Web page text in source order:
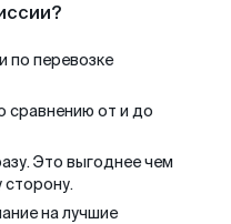
по перевозке
сравнению от и до
Это выгоднее чем
на лучшие